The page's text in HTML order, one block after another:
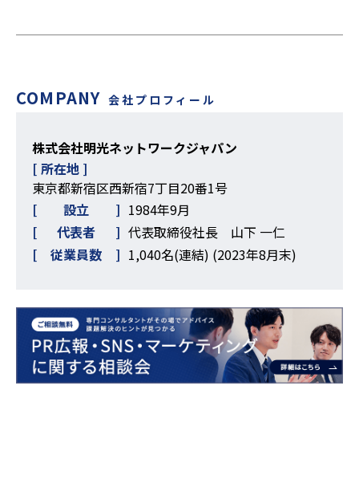
COMPANY 会社プロフィール
株式会社明光ネットワークジャパン
[ 所在地 ]
東京都新宿区西新宿7丁目20番1号
設立
1984年9月
代表者
代表取締役社長 山下 一仁
従業員数
1,040名(連結) (2023年8月末)